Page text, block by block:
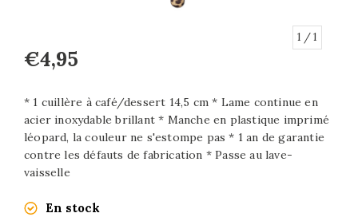
1 / 1
€4,95
* 1 cuillère à café/dessert 14,5 cm * Lame continue en
acier inoxydable brillant * Manche en plastique imprimé
léopard, la couleur ne s'estompe pas * 1 an de garantie
contre les défauts de fabrication * Passe au lave-
vaisselle
En stock